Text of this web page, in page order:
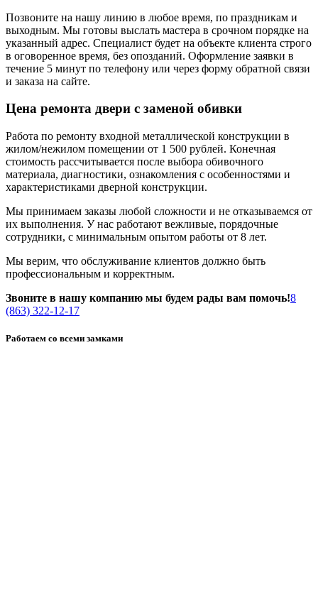
Позвоните на нашу линию в любое время, по праздникам и
выходным. Мы готовы выслать мастера в срочном порядке на
указанный адрес. Специалист будет на объекте клиента строго
в оговоренное время, без опозданий. Оформление заявки в
течение 5 минут по телефону или через форму обратной связи
и заказа на сайте.
Цена ремонта двери с заменой обивки
Работа по ремонту входной металлической конструкции в
жилом/нежилом помещении от 1 500 рублей. Конечная
стоимость рассчитывается после выбора обивочного
материала, диагностики, ознакомления с особенностями и
характеристиками дверной конструкции.
Мы принимаем заказы любой сложности и не отказываемся от
их выполнения. У нас работают вежливые, порядочные
сотрудники, с минимальным опытом работы от 8 лет.
Мы верим, что обслуживание клиентов должно быть
профессиональным и корректным.
Звоните в нашу компанию мы будем рады вам помочь!8
(863) 322-12-17
Работаем со всеми замками